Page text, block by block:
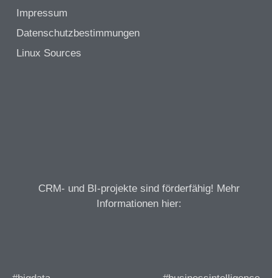
Impressum
Datenschutzbestimmungen
Linux Sources
CRM- und BI-projekte sind förderfähig! Mehr
Informationen hier: